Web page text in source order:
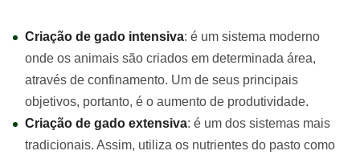
Criação de gado intensiva: é um sistema moderno
onde os animais são criados em determinada área,
através de confinamento. Um de seus principais
objetivos, portanto, é o aumento de produtividade.
Criação de gado extensiva: é um dos sistemas mais
tradicionais. Assim, utiliza os nutrientes do pasto como